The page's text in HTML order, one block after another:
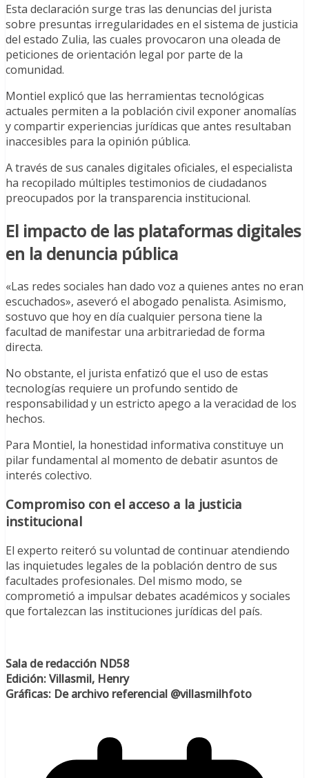
Esta declaración surge tras las denuncias del jurista
sobre presuntas irregularidades en el sistema de justicia
del estado Zulia, las cuales provocaron una oleada de
peticiones de orientación legal por parte de la
comunidad.
Montiel explicó que las herramientas tecnológicas
actuales permiten a la población civil exponer anomalías
y compartir experiencias jurídicas que antes resultaban
inaccesibles para la opinión pública.
A través de sus canales digitales oficiales, el especialista
ha recopilado múltiples testimonios de ciudadanos
preocupados por la transparencia institucional.
El impacto de las plataformas digitales
en la denuncia pública
«Las redes sociales han dado voz a quienes antes no eran
escuchados», aseveró el abogado penalista. Asimismo,
sostuvo que hoy en día cualquier persona tiene la
facultad de manifestar una arbitrariedad de forma
directa.
No obstante, el jurista enfatizó que el uso de estas
tecnologías requiere un profundo sentido de
responsabilidad y un estricto apego a la veracidad de los
hechos.
Para Montiel, la honestidad informativa constituye un
pilar fundamental al momento de debatir asuntos de
interés colectivo.
Compromiso con el acceso a la justicia
institucional
El experto reiteró su voluntad de continuar atendiendo
las inquietudes legales de la población dentro de sus
facultades profesionales. Del mismo modo, se
comprometió a impulsar debates académicos y sociales
que fortalezcan las instituciones jurídicas del país.
Sala de redacción ND58
Edición: Villasmil, Henry
Gráficas: De archivo referencial @villasmilhfoto